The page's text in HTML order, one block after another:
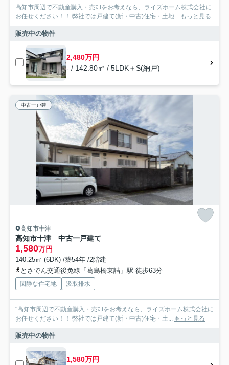
高知市周辺で不動産購入・売却をお考えなら、ライズホーム株式会社に
お任せください！！ 弊社では戸建て(新・中古)住宅・土地... もっと見る
販売中の物件
2,480万円
- / 142.80㎡ / 5LDK＋S(納戸)
中古一戸建
高知市十津
高知市十津 中古一戸建て
1,580万円
140.25㎡ (6DK) /築54年 /2階建
とさでん交通後免線「葛島橋東詰」駅 徒歩63分
閑静な住宅地 汲取排水
"高知市周辺で不動産購入・売却をお考えなら、ライズホーム株式会社に
お任せください！！ 弊社では戸建て(新・中古)住宅・土... もっと見る
販売中の物件
1,580万円